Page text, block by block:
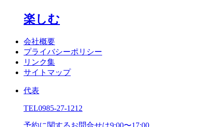
楽しむ
会社概要
プライバシーポリシー
リンク集
サイトマップ
代表
TEL0985-27-1212